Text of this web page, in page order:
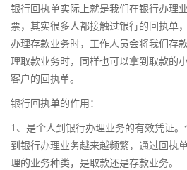
银行回执单实际上就是我们在银行办理
票，其实很多人都接触过银行的回执单
办理存款业务时，工作人员会将我们存
理取款业务时，同样也可以拿到取款的
客户的回执单。
银行回执单的作用：
1、是个人到银行办理业务的有效凭证
到银行办理业务越来越频繁，通过回执
理的业务种类，是取款还是存款业务。